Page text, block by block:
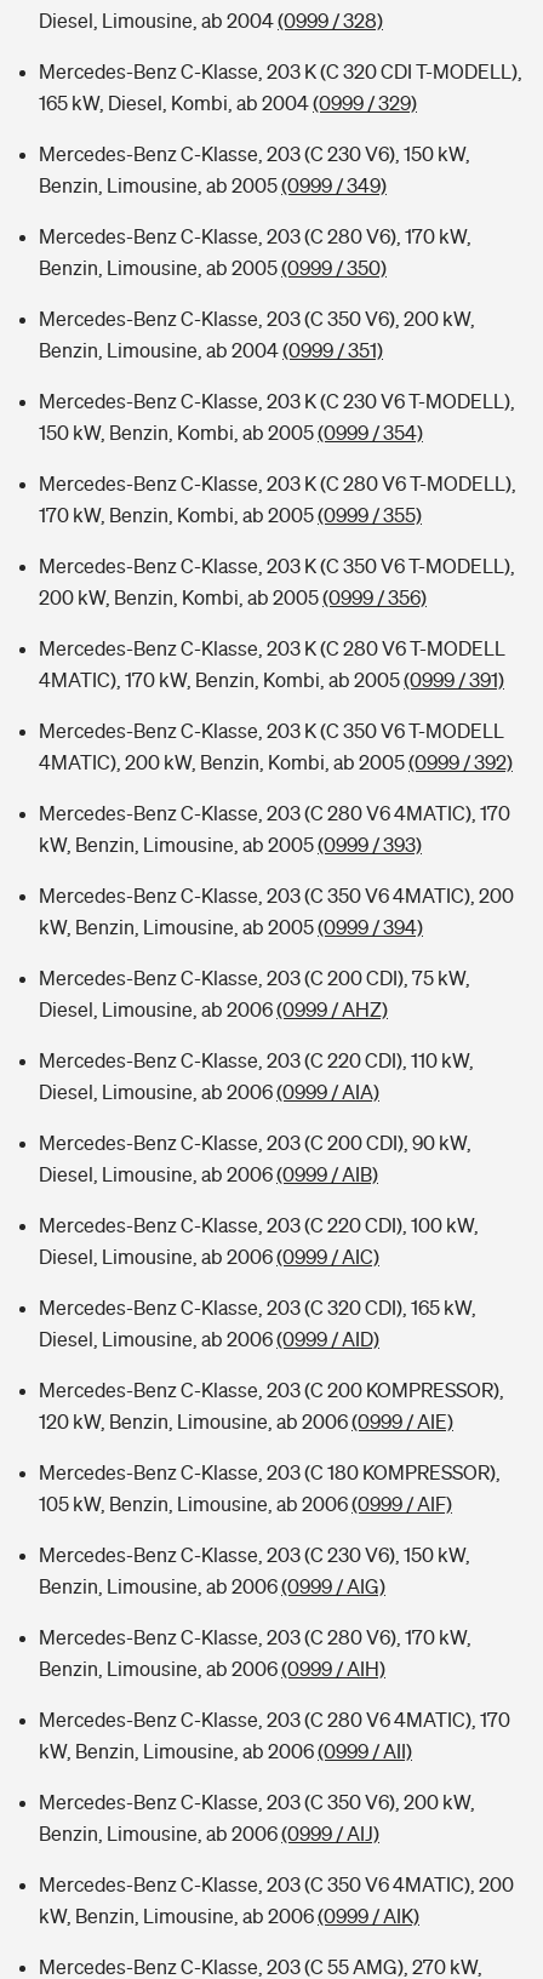
Diesel, Limousine, ab 2004(0999 / 328)
Mercedes-Benz C-Klasse, 203 K (C 320 CDI T-MODELL),
165 kW, Diesel, Kombi, ab 2004(0999 / 329)
Mercedes-Benz C-Klasse, 203 (C 230 V6), 150 kW,
Benzin, Limousine, ab 2005(0999 / 349)
Mercedes-Benz C-Klasse, 203 (C 280 V6), 170 kW,
Benzin, Limousine, ab 2005(0999 / 350)
Mercedes-Benz C-Klasse, 203 (C 350 V6), 200 kW,
Benzin, Limousine, ab 2004(0999 / 351)
Mercedes-Benz C-Klasse, 203 K (C 230 V6 T-MODELL),
150 kW, Benzin, Kombi, ab 2005(0999 / 354)
Mercedes-Benz C-Klasse, 203 K (C 280 V6 T-MODELL),
170 kW, Benzin, Kombi, ab 2005(0999 / 355)
Mercedes-Benz C-Klasse, 203 K (C 350 V6 T-MODELL),
200 kW, Benzin, Kombi, ab 2005(0999 / 356)
Mercedes-Benz C-Klasse, 203 K (C 280 V6 T-MODELL
4MATIC), 170 kW, Benzin, Kombi, ab 2005(0999 / 391)
Mercedes-Benz C-Klasse, 203 K (C 350 V6 T-MODELL
4MATIC), 200 kW, Benzin, Kombi, ab 2005(0999 / 392)
Mercedes-Benz C-Klasse, 203 (C 280 V6 4MATIC), 170
kW, Benzin, Limousine, ab 2005(0999 / 393)
Mercedes-Benz C-Klasse, 203 (C 350 V6 4MATIC), 200
kW, Benzin, Limousine, ab 2005(0999 / 394)
Mercedes-Benz C-Klasse, 203 (C 200 CDI), 75 kW,
Diesel, Limousine, ab 2006(0999 / AHZ)
Mercedes-Benz C-Klasse, 203 (C 220 CDI), 110 kW,
Diesel, Limousine, ab 2006(0999 / AIA)
Mercedes-Benz C-Klasse, 203 (C 200 CDI), 90 kW,
Diesel, Limousine, ab 2006(0999 / AIB)
Mercedes-Benz C-Klasse, 203 (C 220 CDI), 100 kW,
Diesel, Limousine, ab 2006(0999 / AIC)
Mercedes-Benz C-Klasse, 203 (C 320 CDI), 165 kW,
Diesel, Limousine, ab 2006(0999 / AID)
Mercedes-Benz C-Klasse, 203 (C 200 KOMPRESSOR),
120 kW, Benzin, Limousine, ab 2006(0999 / AIE)
Mercedes-Benz C-Klasse, 203 (C 180 KOMPRESSOR),
105 kW, Benzin, Limousine, ab 2006(0999 / AIF)
Mercedes-Benz C-Klasse, 203 (C 230 V6), 150 kW,
Benzin, Limousine, ab 2006(0999 / AIG)
Mercedes-Benz C-Klasse, 203 (C 280 V6), 170 kW,
Benzin, Limousine, ab 2006(0999 / AIH)
Mercedes-Benz C-Klasse, 203 (C 280 V6 4MATIC), 170
kW, Benzin, Limousine, ab 2006(0999 / AII)
Mercedes-Benz C-Klasse, 203 (C 350 V6), 200 kW,
Benzin, Limousine, ab 2006(0999 / AIJ)
Mercedes-Benz C-Klasse, 203 (C 350 V6 4MATIC), 200
kW, Benzin, Limousine, ab 2006(0999 / AIK)
Mercedes-Benz C-Klasse, 203 (C 55 AMG), 270 kW,